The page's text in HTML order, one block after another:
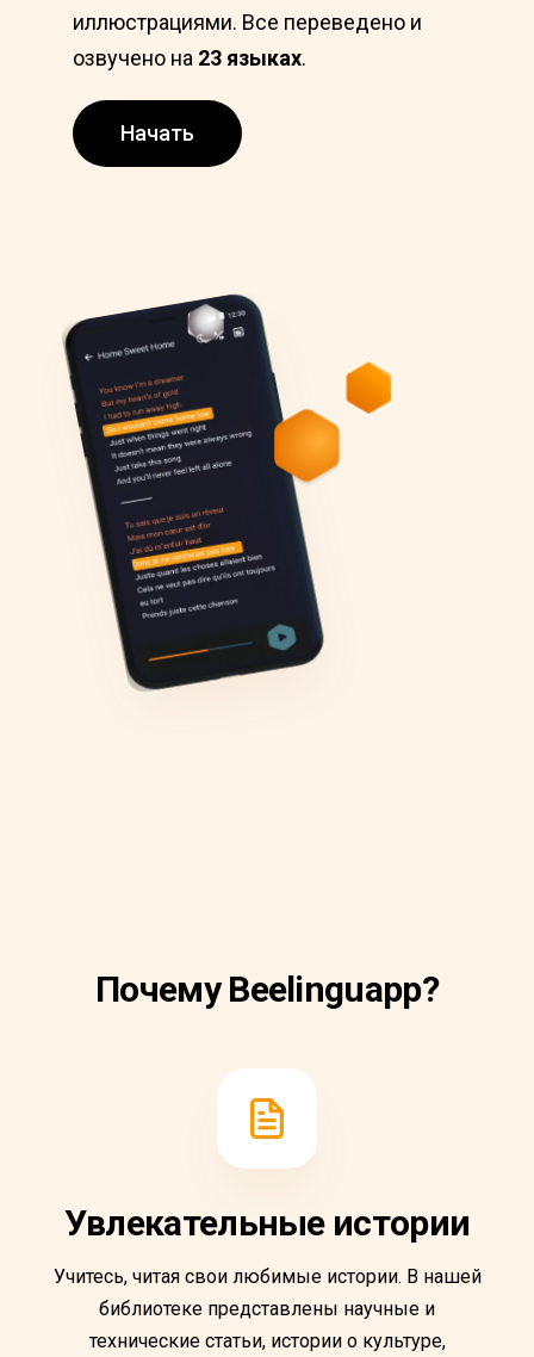
иллюстрациями. Все переведено и
озвучено на 23 языках.
Начать
Почему Beelinguapp?
Увлекательные истории
Учитесь, читая свои любимые истории. В нашей
библиотеке представлены научные и
технические статьи, истории о культуре,